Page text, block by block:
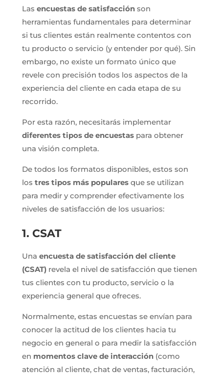
Las encuestas de satisfacciónson
herramientas fundamentales para determinar
si tus clientes están realmente contentos con
tu producto o servicio (y entender por qué). Sin
embargo, no existe un formato único que
revele con precisión todos los aspectos de la
experiencia del cliente en cada etapa de su
recorrido.
Por esta razón, necesitarás implementar
diferentes tipos de encuestaspara obtener
una visión completa.
De todos los formatos disponibles, estos son
los tres tipos más popularesque se utilizan
para medir y comprender efectivamente los
niveles de satisfacción de los usuarios:
1. CSAT
Una encuesta de satisfacción del cliente
(CSAT)revela el nivel de satisfacción que tienen
tus clientes con tu producto, servicio o la
experiencia general que ofreces.
Normalmente, estas encuestas se envían para
conocer la actitud de los clientes hacia tu
negocio en general o para medir la satisfacción
en momentos clave de interacción(como
atención al cliente, chat de ventas, facturación,